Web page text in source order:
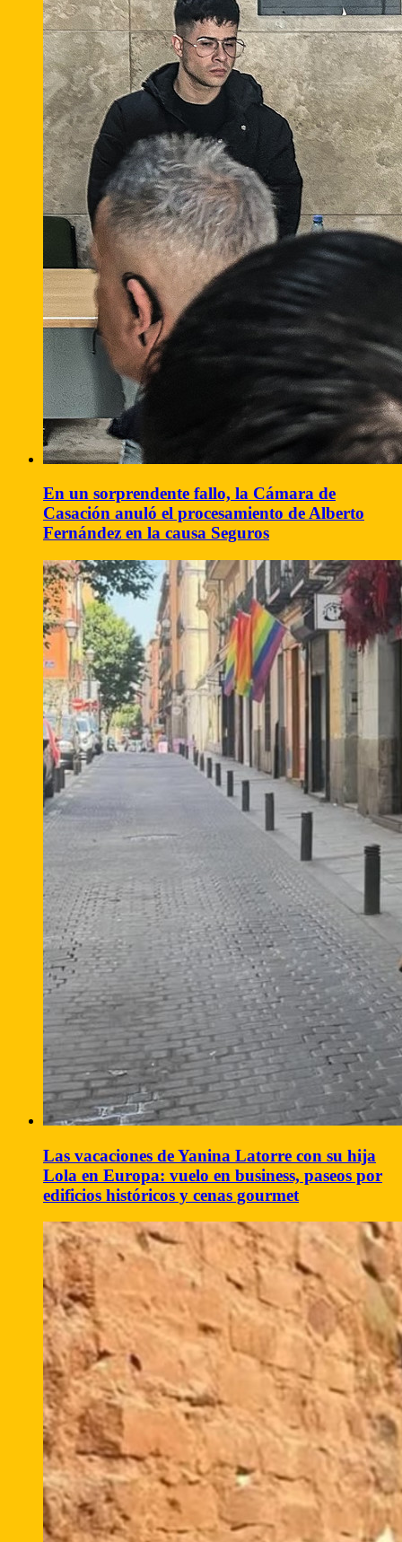
En un sorprendente fallo, la Cámara de
Casación anuló el procesamiento de Alberto
Fernández en la causa Seguros
Las vacaciones de Yanina Latorre con su hija
Lola en Europa: vuelo en business, paseos por
edificios históricos y cenas gourmet